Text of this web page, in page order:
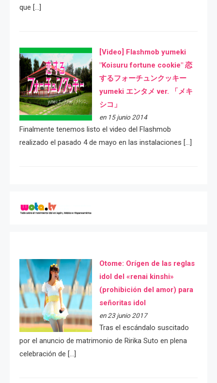
que […]
[Video] Flashmob yumeki
"Koisuru fortune cookie" 恋
するフォーチュンクッキー
yumeki エンタメ ver. 「メキ
シコ」
en 15 junio 2014
Finalmente tenemos listo el video del Flashmob
realizado el pasado 4 de mayo en las instalaciones […]
Otome: Orígen de las reglas
idol del «renai kinshi»
(prohibición del amor) para
señoritas idol
en 23 junio 2017
Tras el escándalo suscitado
por el anuncio de matrimonio de Ririka Suto en plena
celebración de […]